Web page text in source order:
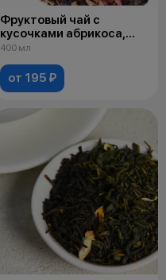
Фруктовый чай с
кусочками абрикоса,
яблока, ананаса,
400 мл
от 195 ₽